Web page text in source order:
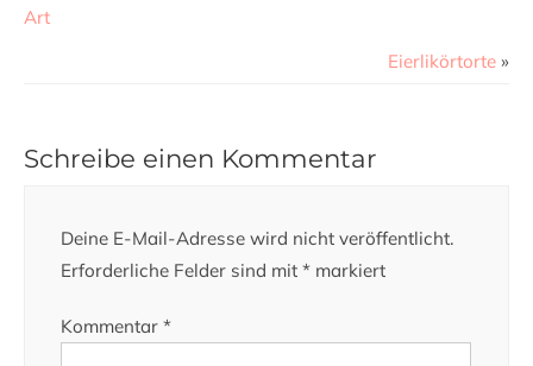
Art
Eierlikörtorte »
Schreibe einen Kommentar
Deine E-Mail-Adresse wird nicht veröffentlicht.
Erforderliche Felder sind mit * markiert
Kommentar *